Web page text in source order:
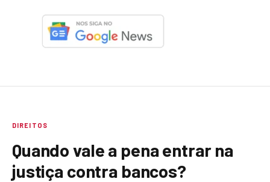
DIREITOS
Quando vale a pena entrar na
justiça contra bancos?